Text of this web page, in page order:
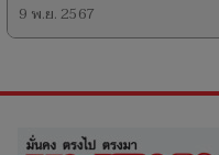
9 พ.ย. 2567